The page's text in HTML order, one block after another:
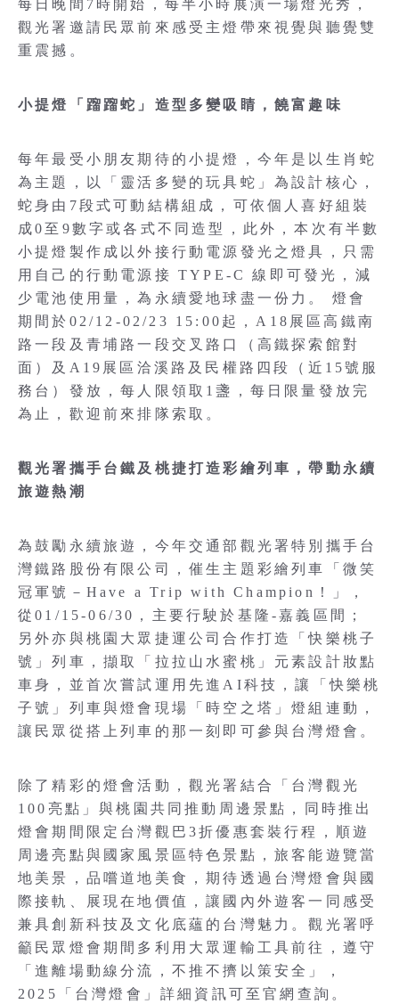
每日晚間7時開始，每半小時展演一場燈光秀，
觀光署邀請民眾前來感受主燈帶來視覺與聽覺雙
重震撼。
小提燈「蹓蹓蛇」造型多變吸睛，饒富趣味
每年最受小朋友期待的小提燈，今年是以生肖蛇
為主題，以「靈活多變的玩具蛇」為設計核心，
蛇身由7段式可動結構組成，可依個人喜好組裝
成0至9數字或各式不同造型，此外，本次有半數
小提燈製作成以外接行動電源發光之燈具，只需
用自己的行動電源接 TYPE-C 線即可發光，減
少電池使用量，為永續愛地球盡一份力。 燈會
期間於02/12-02/23 15:00起，A18展區高鐵南
路一段及青埔路一段交叉路口（高鐵探索館對
面）及A19展區洽溪路及民權路四段（近15號服
務台）發放，每人限領取1盞，每日限量發放完
為止，歡迎前來排隊索取。
觀光署攜手台鐵及桃捷打造彩繪列車，帶動永續
旅遊熱潮
為鼓勵永續旅遊，今年交通部觀光署特別攜手台
灣鐵路股份有限公司，催生主題彩繪列車「微笑
冠軍號－Have a Trip with Champion！」，
從01/15-06/30，主要行駛於基隆-嘉義區間；
另外亦與桃園大眾捷運公司合作打造「快樂桃子
號」列車，擷取「拉拉山水蜜桃」元素設計妝點
車身，並首次嘗試運用先進AI科技，讓「快樂桃
子號」列車與燈會現場「時空之塔」燈組連動，
讓民眾從搭上列車的那一刻即可參與台灣燈會。
除了精彩的燈會活動，觀光署結合「台灣觀光
100亮點」與桃園共同推動周邊景點，同時推出
燈會期間限定台灣觀巴3折優惠套裝行程，順遊
周邊亮點與國家風景區特色景點，旅客能遊覽當
地美景，品嚐道地美食，期待透過台灣燈會與國
際接軌、展現在地價值，讓國內外遊客一同感受
兼具創新科技及文化底蘊的台灣魅力。觀光署呼
籲民眾燈會期間多利用大眾運輸工具前往，遵守
「進離場動線分流，不推不擠以策安全」，
2025「台灣燈會」詳細資訊可至官網查詢。